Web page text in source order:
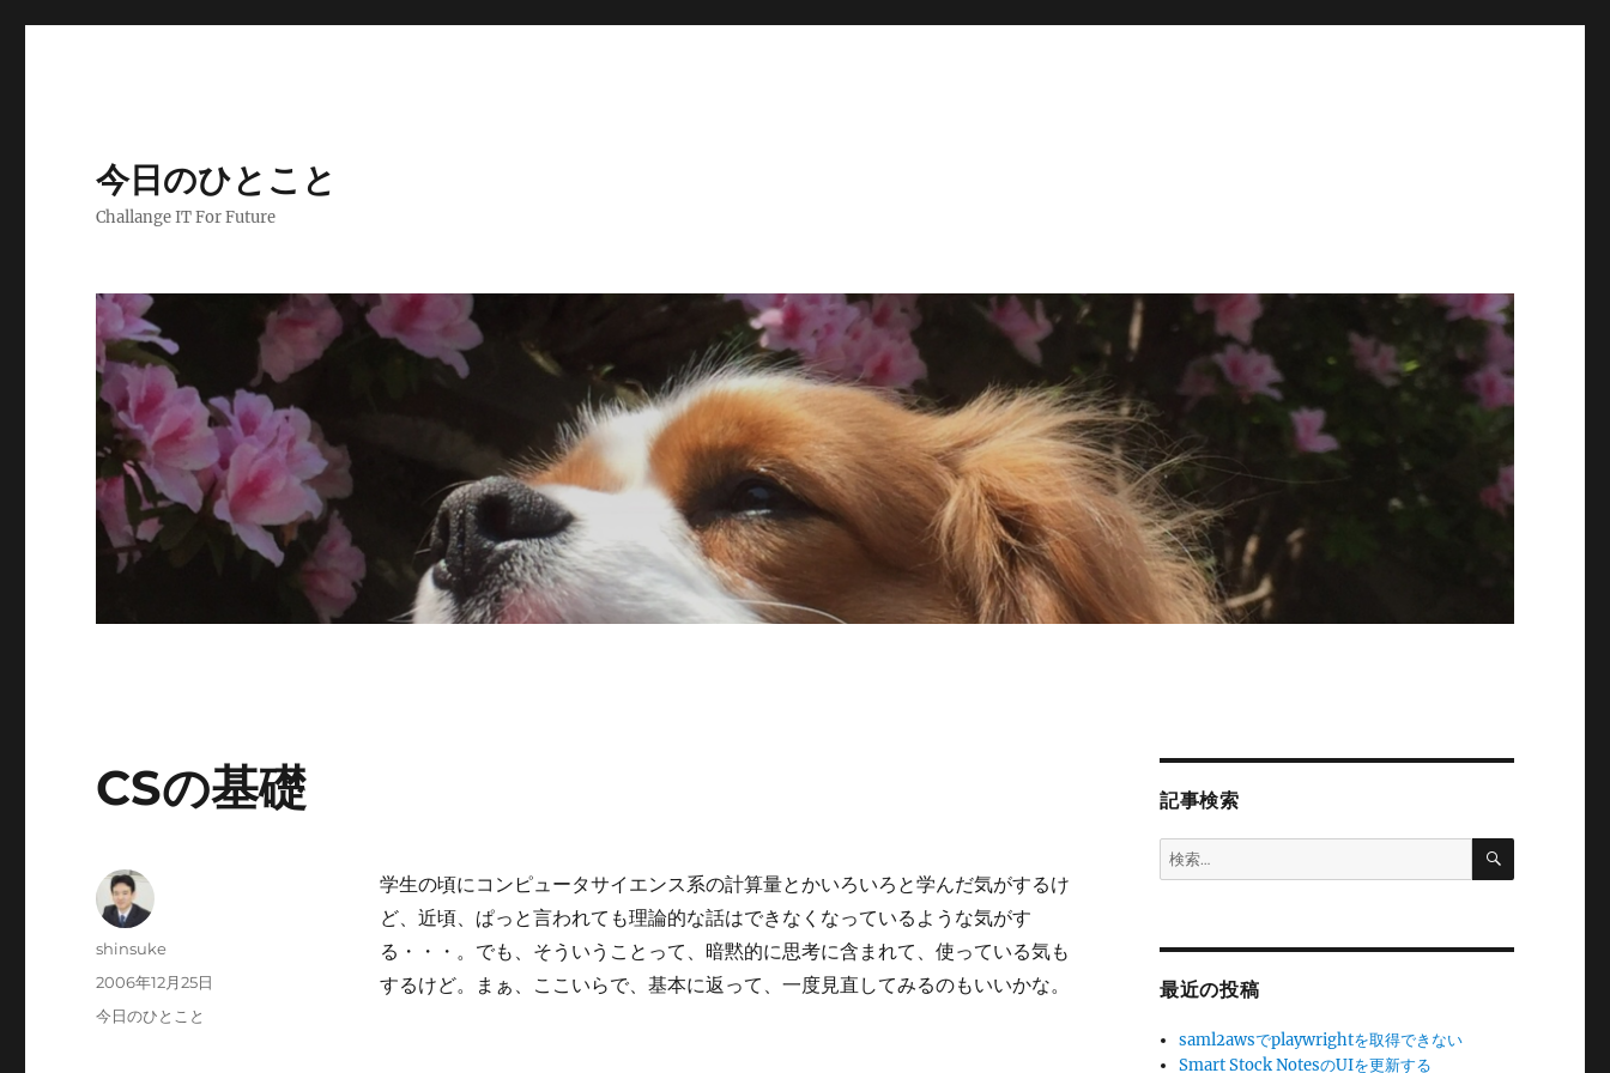
今日のひとこと
Challange IT For Future
CSの基礎
学生の頃にコンピュータサイエンス系の計算量とかいろいろと学んだ気がするけ
ど、近頃、ぱっと言われても理論的な話はできなくなっているような気がす
る・・・。でも、そういうことって、暗黙的に思考に含まれて、使っている気も
するけど。まぁ、ここいらで、基本に返って、一度見直してみるのもいいかな。
投
shinsuke
投
稿
2006年12月25日
カ
今日のひとこと
記事検索
検
索:
検
最近の投稿
saml2awsでplaywrightを取得できない
Smart Stock NotesのUIを更新する